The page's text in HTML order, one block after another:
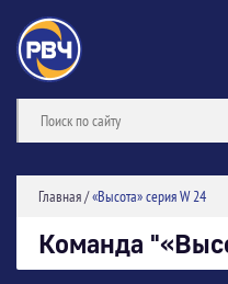
Главная/«Высота» серия W 24
Команда